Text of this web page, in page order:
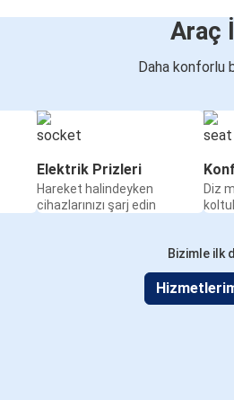
Araç
Daha konforlu
Elektrik Prizleri
Hareket halindeyken
cihazlarınızı şarj edin
Diz
Bizimle ilk